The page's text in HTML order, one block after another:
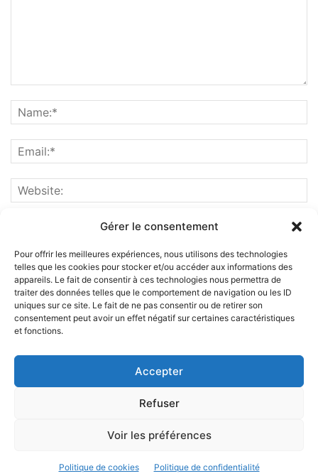
Gérer le consentement
Pour offrir les meilleures expériences, nous utilisons des technologies
telles que les cookies pour stocker et/ou accéder aux informations des
appareils. Le fait de consentir à ces technologies nous permettra de
traiter des données telles que le comportement de navigation ou les ID
uniques sur ce site. Le fait de ne pas consentir ou de retirer son
consentement peut avoir un effet négatif sur certaines caractéristiques
et fonctions.
Accepter
Refuser
Voir les préférences
Politique de cookies Politique de confidentialité
ABOUT US
FOLLOW US
©